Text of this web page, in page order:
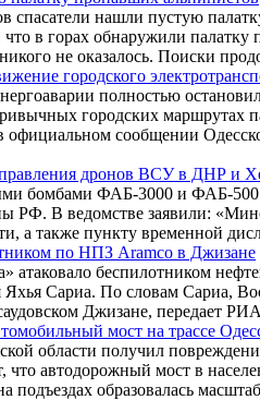
спасатели нашли пустую
в горах обнаружили
не оказалось. Поиски
городского
полностью
городских маршрутах
официальном сообщении
дронов ВСУ в ДНР и
бомбами ФАБ-3000 и ФАБ-500
РФ. В ведомстве заявили:
а также пункту временной
по НПЗ Aramco в Джизане
беспилотником
Сариа. По словам Сариа,
Джизане, передает
мост на трассе
области получил
что автодорожный мост в
подъездах образовалась